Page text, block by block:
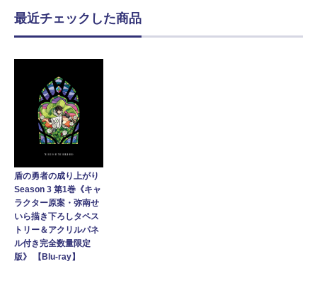
最近チェックした商品
盾の勇者の成り上がり
Season 3 第1巻《キャ
ラクター原案・弥南せ
いら描き下ろしタペス
トリー＆アクリルパネ
ル付き完全数量限定
版》 【Blu-ray】